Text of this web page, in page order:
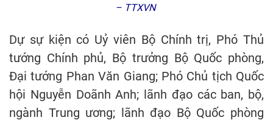
– TTXVN
Dự sự kiện có Uỷ viên Bộ Chính trị, Phó Thủ
tướng Chính phủ, Bộ trưởng Bộ Quốc phòng,
Đại tướng Phan Văn Giang; Phó Chủ tịch Quốc
hội Nguyễn Doãnh Anh; lãnh đạo các ban, bộ,
ngành Trung ương; lãnh đạo Bộ Quốc phòng